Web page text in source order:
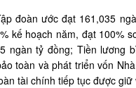
đoàn ước đạt 161,035
kế hoạch năm, đạt 100%
ngàn tỷ đồng; Tiền lương
toàn và phát triển vốn
tài chính tiếp tục được giữ